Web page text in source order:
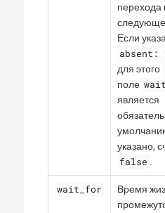
перехода
Если
absent:
для этого
поле
является
указано,
false .
wait_for
Время